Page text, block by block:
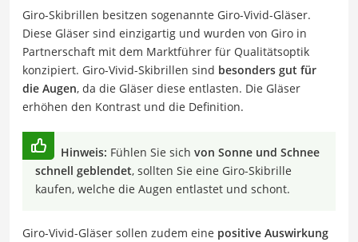
Giro-Skibrillen besitzen sogenannte Giro-Vivid-Gläser.
Diese Gläser sind einzigartig und wurden von Giro in
Partnerschaft mit dem Marktführer für Qualitätsoptik
konzipiert. Giro-Vivid-Skibrillen sind besonders gut für
die Augen, da die Gläser diese entlasten. Die Gläser
erhöhen den Kontrast und die Definition.
Hinweis: Fühlen Sie sich von Sonne und Schnee
schnell geblendet, sollten Sie eine Giro-Skibrille
kaufen, welche die Augen entlastet und schont.
Giro-Vivid-Gläser sollen zudem eine positive Auswirkung